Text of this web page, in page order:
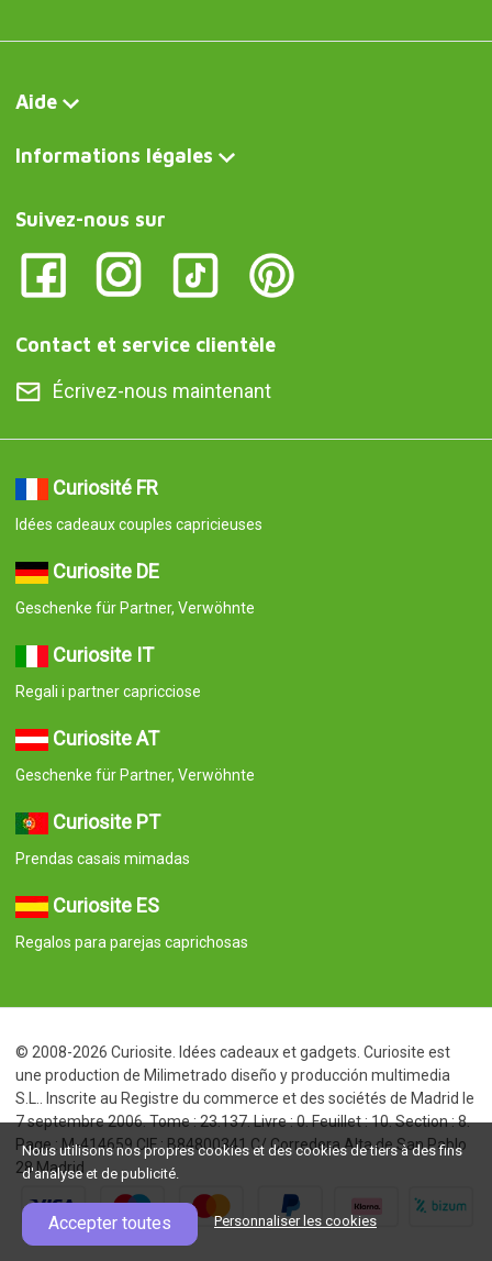
Aide
Informations légales
Suivez-nous sur
Contact et service clientèle
Écrivez-nous maintenant
Curiosité FR
Idées cadeaux couples capricieuses
Curiosite DE
Geschenke für Partner, Verwöhnte
Curiosite IT
Regali i partner capricciose
Curiosite AT
Geschenke für Partner, Verwöhnte
Curiosite PT
Prendas casais mimadas
Curiosite ES
Regalos para parejas caprichosas
© 2008-2026 Curiosite. Idées cadeaux et gadgets. Curiosite est
une production de Milimetrado diseño y producción multimedia
S.L.. Inscrite au Registre du commerce et des sociétés de Madrid le
7 septembre 2006. Tome : 23.137. Livre : 0. Feuillet : 10. Section : 8.
Page : M-414659 CIF : B84800341 C/ Corredera Alta de San Pablo
28 Madrid
Nous utilisons nos propres cookies et des cookies de tiers à des fins
d'analyse et de publicité.
Accepter toutes Personnaliser les cookies